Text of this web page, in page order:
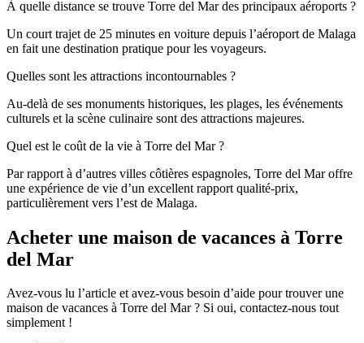
À quelle distance se trouve Torre del Mar des principaux aéroports ?
Un court trajet de 25 minutes en voiture depuis l’aéroport de Malaga
en fait une destination pratique pour les voyageurs.
Quelles sont les attractions incontournables ?
Au-delà de ses monuments historiques, les plages, les événements
culturels et la scène culinaire sont des attractions majeures.
Quel est le coût de la vie à Torre del Mar ?
Par rapport à d’autres villes côtières espagnoles, Torre del Mar offre
une expérience de vie d’un excellent rapport qualité-prix,
particulièrement vers l’est de Malaga.
Acheter une maison de vacances à Torre
del Mar
Avez-vous lu l’article et avez-vous besoin d’aide pour trouver une
maison de vacances à Torre del Mar ? Si oui, contactez-nous tout
simplement !